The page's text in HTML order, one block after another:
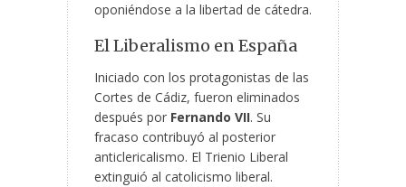
oponiéndose a la libertad de cátedra.
El Liberalismo en España
Iniciado con los protagonistas de las
Cortes de Cádiz, fueron eliminados
después por Fernando VII. Su
fracaso contribuyó al posterior
anticlericalismo. El Trienio Liberal
extinguió al catolicismo liberal.